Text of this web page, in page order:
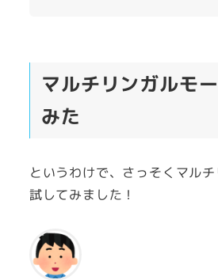
マルチリンガルモ
みた
というわけで、さっそくマル
試してみました！